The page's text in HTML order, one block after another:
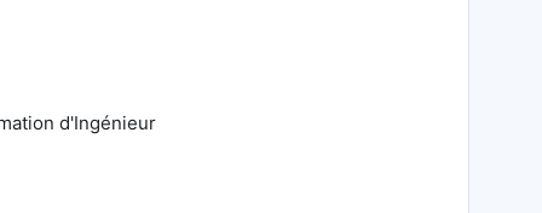
d'Ingénieur